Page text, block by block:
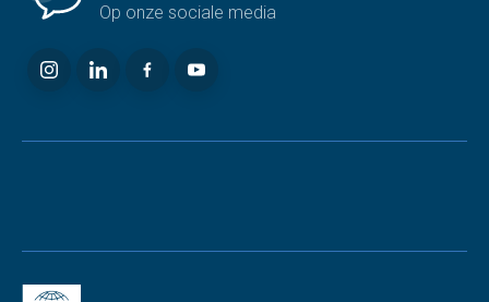
Op onze sociale media